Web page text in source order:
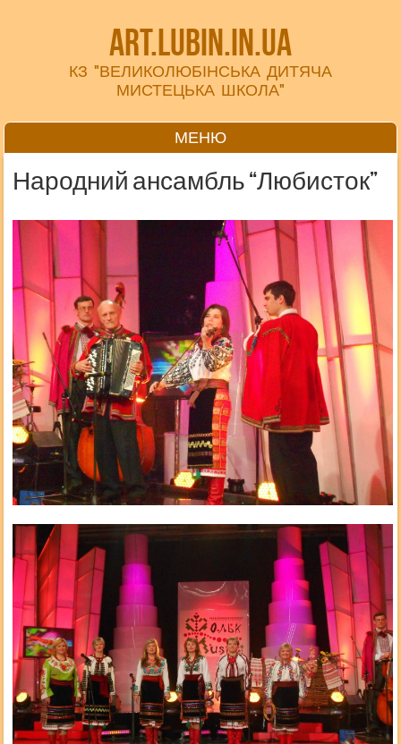
art.lubin.in.ua
КЗ "ВЕЛИКОЛЮБІНСЬКА ДИТЯЧА
МИСТЕЦЬКА ШКОЛА"
МЕНЮ
Народний ансамбль “Любисток”